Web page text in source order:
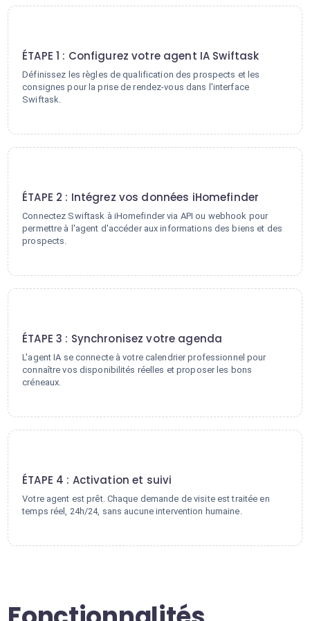
ÉTAPE 1 : Configurez votre agent IA Swiftask
Définissez les règles de qualification des prospects et les
consignes pour la prise de rendez-vous dans l'interface
Swiftask.
ÉTAPE 2 : Intégrez vos données iHomefinder
Connectez Swiftask à iHomefinder via API ou webhook pour
permettre à l'agent d'accéder aux informations des biens et des
prospects.
ÉTAPE 3 : Synchronisez votre agenda
L'agent IA se connecte à votre calendrier professionnel pour
connaître vos disponibilités réelles et proposer les bons
créneaux.
ÉTAPE 4 : Activation et suivi
Votre agent est prêt. Chaque demande de visite est traitée en
temps réel, 24h/24, sans aucune intervention humaine.